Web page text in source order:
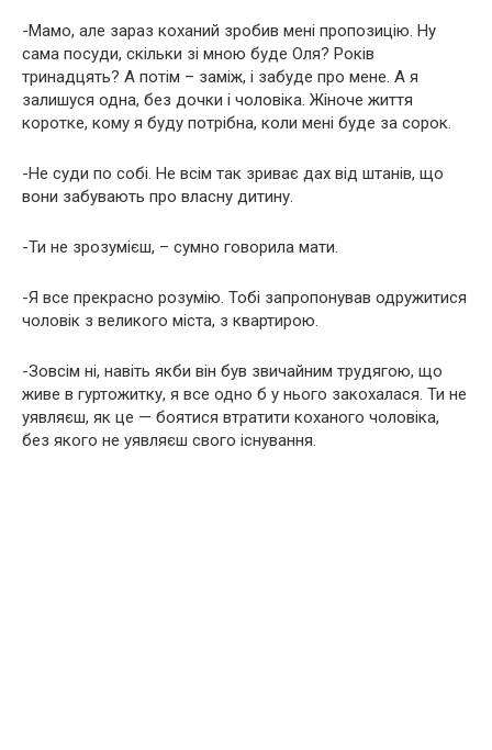
-Мамо, але зараз коханий зробив мені пропозицію. Ну
сама посуди, скільки зі мною буде Оля? Років
тринадцять? А потім – заміж, і забуде про мене. А я
залишуся одна, без дочки і чоловіка. Жіноче життя
коротке, кому я буду потрібна, коли мені буде за сорок.
-Не суди по собі. Не всім так зриває дах від штанів, що
вони забувають про власну дитину.
-Ти не зрозумієш, – сумно говорила мати.
-Я все прекрасно розумію. Тобі запропонував одружитися
чоловік з великого міста, з квартирою.
-Зовсім ні, навіть якби він був звичайним трудягою, що
живе в гуртожитку, я все одно б у нього закохалася. Ти не
уявляєш, як це — боятися втратити коханого чоловіка,
без якого не уявляєш свого існування.